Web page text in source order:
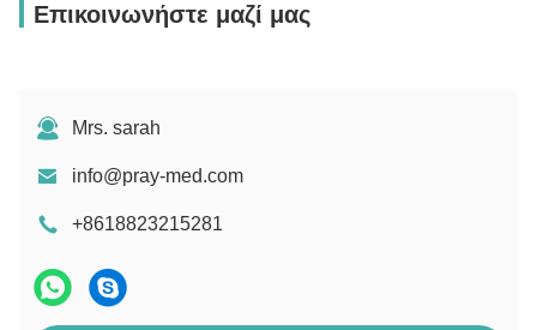
Επικοινωνήστε μαζί μας
Mrs. sarah
info@pray-med.com
+8618823215281